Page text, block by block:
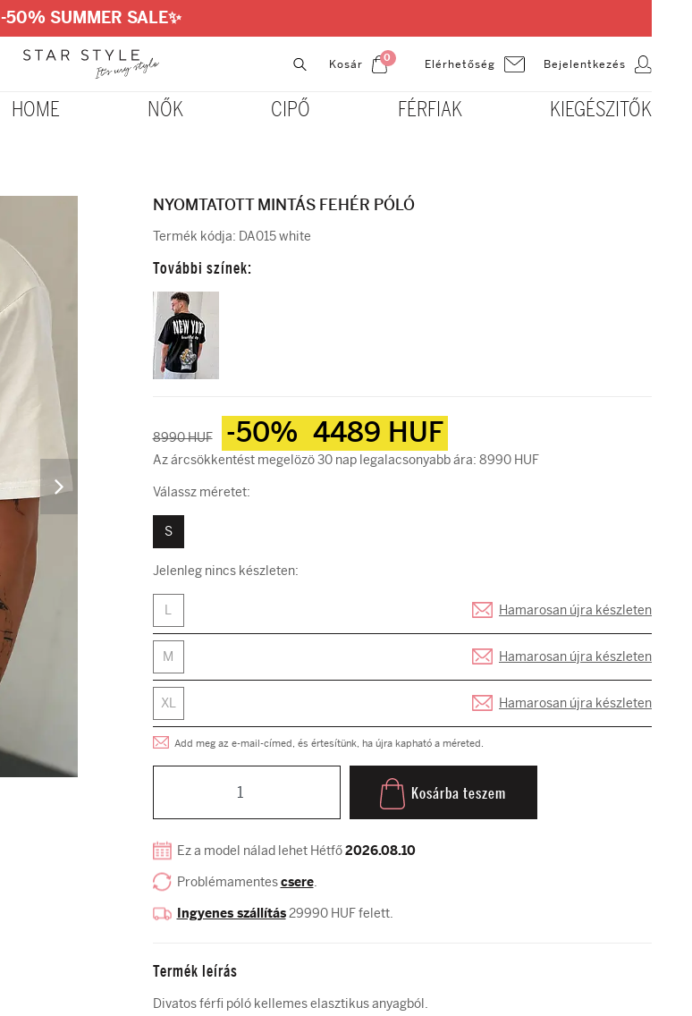
-50% SUMMER SALE✨
Kosár
0
Elérhetőség Bejelentkezés
HOME NŐK CIPŐ FÉRFIAK KIEGÉSZITŐK
NYOMTATOTT MINTÁS FEHÉR PÓLÓ
Termék kódja: DA015 white
További színek:
8990 HUF -50% 4489 HUF
Az árcsökkentést megelözö 30 nap legalacsonyabb ára: 8990 HUF
Válassz méretet:
S
Jelenleg nincs készleten:
L Hamarosan újra készleten
M Hamarosan újra készleten
XL Hamarosan újra készleten
Add meg az e-mail-címed, és értesítünk, ha újra kapható a méreted.
Kosárba teszem
Ez a model nálad lehet Hétfő2026.08.10
Problémamentescsere.
Ingyenes szállítás29990 HUF felett.
Termék leírás
Divatos férfi póló kellemes elasztikus anyagból.